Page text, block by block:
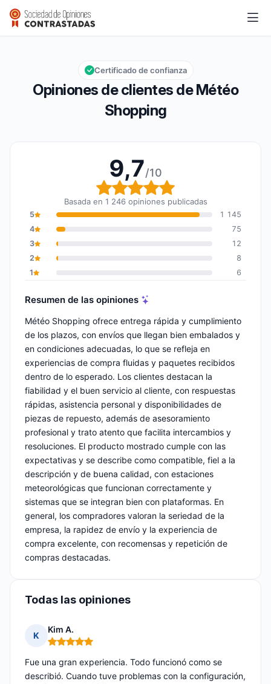
Météo Shopping
Calificación global: 9,7 de 10
9,7/10
Opiniones de clientes de Météo
Shopping
Certificado de confianza
9,7/10
Calificación global: 9,7
Basada en 1 246 opiniones publicadas
5
1 145
4
75
3
12
2
8
1
6
Resumen de las opiniones
Météo Shopping ofrece entrega rápida y cumplimiento
de los plazos, con envíos que llegan bien embalados y
en condiciones adecuadas, lo que se refleja en
experiencias de compra fluidas y paquetes recibidos
dentro de lo esperado. Los clientes destacan la
fiabilidad y el buen servicio al cliente, con respuestas
rápidas, asistencia personal y disponibilidades de
piezas de repuesto, además de asesoramiento
profesional y trato atento que facilita intercambios y
resoluciones. El producto mostrado cumple con las
expectativas y se describe como compatible, fiel a la
descripción y de buena calidad, con estaciones
meteorológicas que funcionan correctamente y
sistemas que se integran bien con plataformas. En
general, los compradores valoran la seriedad de la
empresa, la rapidez de envío y la experiencia de
compra excelente, con recomensas y repetición de
compras destacadas.
Todas las opiniones
K
Kim A.
Nota: 5 de 5
Fue una gran experiencia. Todo funcionó como se
describió. Cuando tuve problemas con la configuración,